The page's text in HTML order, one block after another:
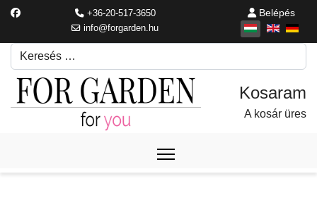
+36-20-517-3650
info@forgarden.hu
Belépés
Keresés
Írjon be egy keresési kifejezést.
A kosár üres